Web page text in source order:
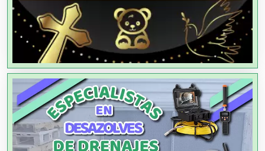
Agencias de Viajes
Agricultores
Agricultura y Ganadería